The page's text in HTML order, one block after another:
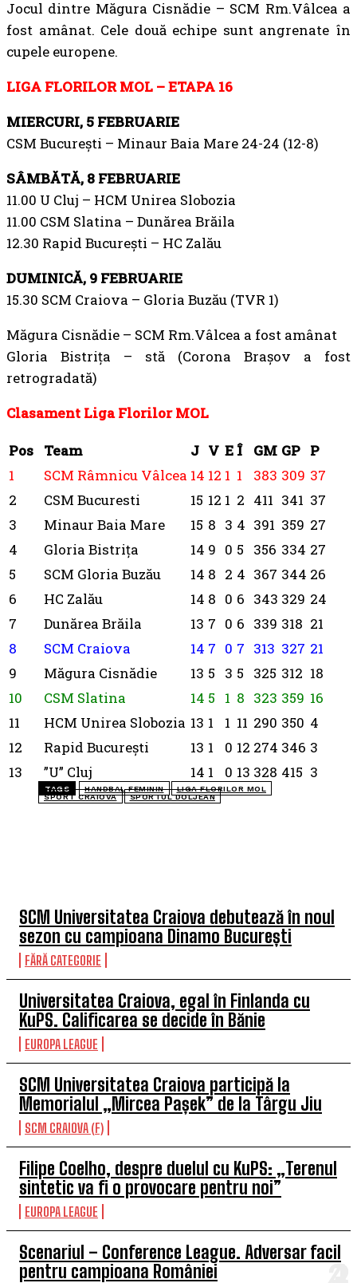
SCM Universitatea Craiova debutează în noul
sezon cu campioana Dinamo București
FĂRĂ CATEGORIE
Universitatea Craiova, egal în Finlanda cu
KuPS. Calificarea se decide în Bănie
EUROPA LEAGUE
SCM Universitatea Craiova participă la
Memorialul „Mircea Pașek” de la Târgu Jiu
SCM CRAIOVA (F)
Filipe Coelho, despre duelul cu KuPS: „Terenul
sintetic va fi o provocare pentru noi”
EUROPA LEAGUE
Scenariul – Conference League. Adversar facil
pentru campioana României
Jocul dintre Măgura Cisnădie – SCM Rm.Vâlcea a
fost amânat. Cele două echipe sunt angrenate în
cupele europene.
LIGA FLORILOR MOL – ETAPA 16
MIERCURI, 5 FEBRUARIE
CSM București – Minaur Baia Mare 24-24 (12-8)
SÂMBĂTĂ, 8 FEBRUARIE
11.00 U Cluj – HCM Unirea Slobozia
11.00 CSM Slatina – Dunărea Brăila
12.30 Rapid București – HC Zalău
DUMINICĂ, 9 FEBRUARIE
15.30 SCM Craiova – Gloria Buzău (TVR 1)
Măgura Cisnădie – SCM Rm.Vâlcea a fost amânat
Gloria Bistrița – stă (Corona Brașov a fost
retrogradată)
Clasament Liga Florilor MOL
Pos Team J V E Î GM GP P
1
SCM Râmnicu Vâlcea 14 12 1 1 383 309 37
2
CSM Bucuresti 15 12 1 2 411 341 37
3
Minaur Baia Mare 15 8 3 4 391 359 27
4
Gloria Bistrița 14 9 0 5 356 334 27
5
SCM Gloria Buzău 14 8 2 4 367 344 26
6
HC Zalău 14 8 0 6 343 329 24
7
Dunărea Brăila 13 7 0 6 339 318 21
8
SCM Craiova 14 7 0 7 313 327 21
9
Măgura Cisnădie 13 5 3 5 325 312 18
10
CSM Slatina 14 5 1 8 323 359 16
11
HCM Unirea Slobozia 13 1 1 11 290 350 4
12
Rapid București 13 1 0 12 274 346 3
13
”U” Cluj 14 1 0 13 328 415 3
TAGS HANDBAL FEMININ
LIGA FLORILOR MOL
SPORT CRAIOVA
SPORTUL DOLJEAN